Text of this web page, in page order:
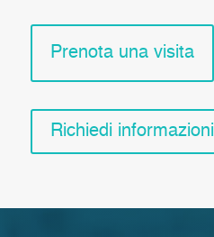
Prenota una visita
Richiedi informazioni